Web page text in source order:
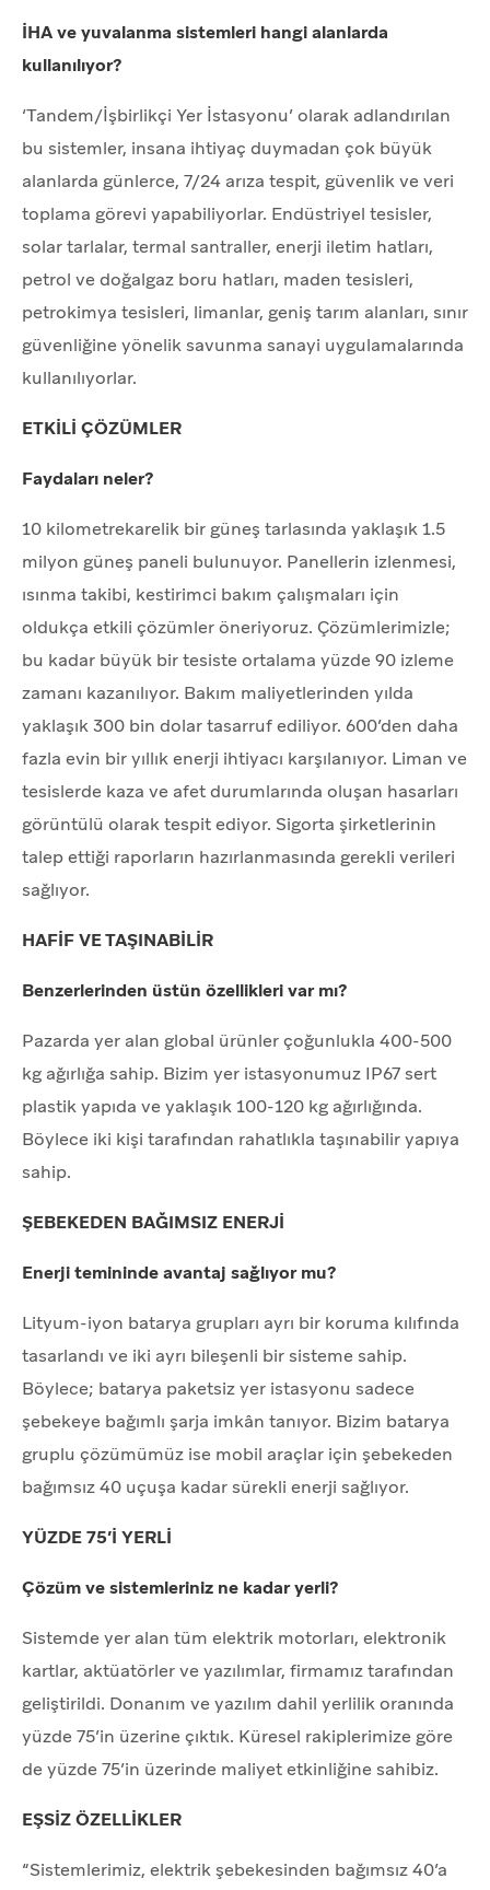
İHA ve yuvalanma sistemleri hangi alanlarda
kullanılıyor?
‘Tandem/İşbirlikçi Yer İstasyonu’ olarak adlandırılan
bu sistemler, insana ihtiyaç duymadan çok büyük
alanlarda günlerce, 7/24 arıza tespit, güvenlik ve veri
toplama görevi yapabiliyorlar. Endüstriyel tesisler,
solar tarlalar, termal santraller, enerji iletim hatları,
petrol ve doğalgaz boru hatları, maden tesisleri,
petrokimya tesisleri, limanlar, geniş tarım alanları, sınır
güvenliğine yönelik savunma sanayi uygulamalarında
kullanılıyorlar.
ETKİLİ ÇÖZÜMLER
Faydaları neler?
10 kilometrekarelik bir güneş tarlasında yaklaşık 1.5
milyon güneş paneli bulunuyor. Panellerin izlenmesi,
ısınma takibi, kestirimci bakım çalışmaları için
oldukça etkili çözümler öneriyoruz. Çözümlerimizle;
bu kadar büyük bir tesiste ortalama yüzde 90 izleme
zamanı kazanılıyor. Bakım maliyetlerinden yılda
yaklaşık 300 bin dolar tasarruf ediliyor. 600’den daha
fazla evin bir yıllık enerji ihtiyacı karşılanıyor. Liman ve
tesislerde kaza ve afet durumlarında oluşan hasarları
görüntülü olarak tespit ediyor. Sigorta şirketlerinin
talep ettiği raporların hazırlanmasında gerekli verileri
sağlıyor.
HAFİF VE TAŞINABİLİR
Benzerlerinden üstün özellikleri var mı?
Pazarda yer alan global ürünler çoğunlukla 400-500
kg ağırlığa sahip. Bizim yer istasyonumuz IP67 sert
plastik yapıda ve yaklaşık 100-120 kg ağırlığında.
Böylece iki kişi tarafından rahatlıkla taşınabilir yapıya
sahip.
ŞEBEKEDEN BAĞIMSIZ ENERJİ
Enerji temininde avantaj sağlıyor mu?
Lityum-iyon batarya grupları ayrı bir koruma kılıfında
tasarlandı ve iki ayrı bileşenli bir sisteme sahip.
Böylece; batarya paketsiz yer istasyonu sadece
şebekeye bağımlı şarja imkân tanıyor. Bizim batarya
gruplu çözümümüz ise mobil araçlar için şebekeden
bağımsız 40 uçuşa kadar sürekli enerji sağlıyor.
YÜZDE 75’İ YERLİ
Çözüm ve sistemleriniz ne kadar yerli?
Sistemde yer alan tüm elektrik motorları, elektronik
kartlar, aktüatörler ve yazılımlar, firmamız tarafından
geliştirildi. Donanım ve yazılım dahil yerlilik oranında
yüzde 75’in üzerine çıktık. Küresel rakiplerimize göre
de yüzde 75’in üzerinde maliyet etkinliğine sahibiz.
EŞSİZ ÖZELLİKLER
“Sistemlerimiz, elektrik şebekesinden bağımsız 40’a